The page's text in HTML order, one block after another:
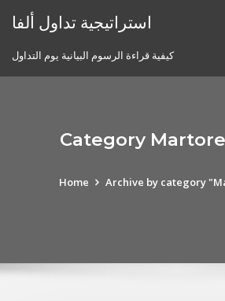
استراتيجية تداول ألفا
كيفية قراءة الرسوم البيانية يوم التداول
Category
Home Archive by category